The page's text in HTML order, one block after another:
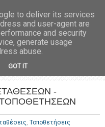
-
ΤΟΠΟΘΕΤΗΣΕΩΝ
, Τοποθετήσεις
to deliver its services
and user-agent are
and security
generate usage
abuse.
GOT IT